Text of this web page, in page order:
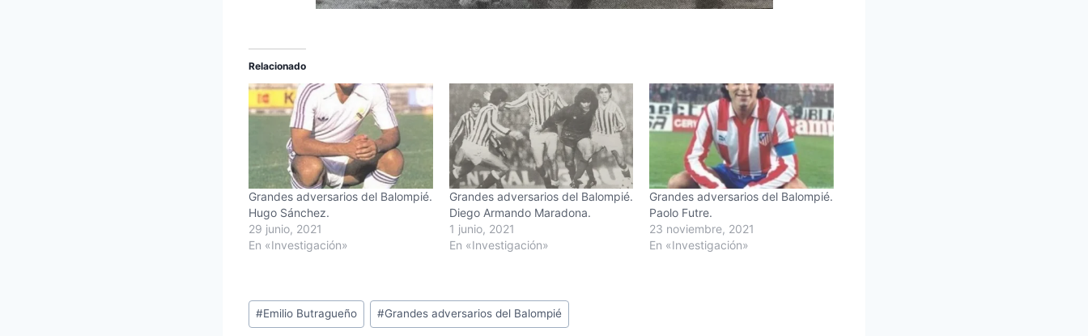
Relacionado
Grandes adversarios del Balompié.
Hugo Sánchez.
29 junio, 2021
En «Investigación»
Grandes adversarios del Balompié.
Diego Armando Maradona.
1 junio, 2021
En «Investigación»
Grandes adversarios del Balompié.
Paolo Futre.
23 noviembre, 2021
En «Investigación»
Etiquetas
de
#Emilio Butragueño #Grandes adversarios del Balompié